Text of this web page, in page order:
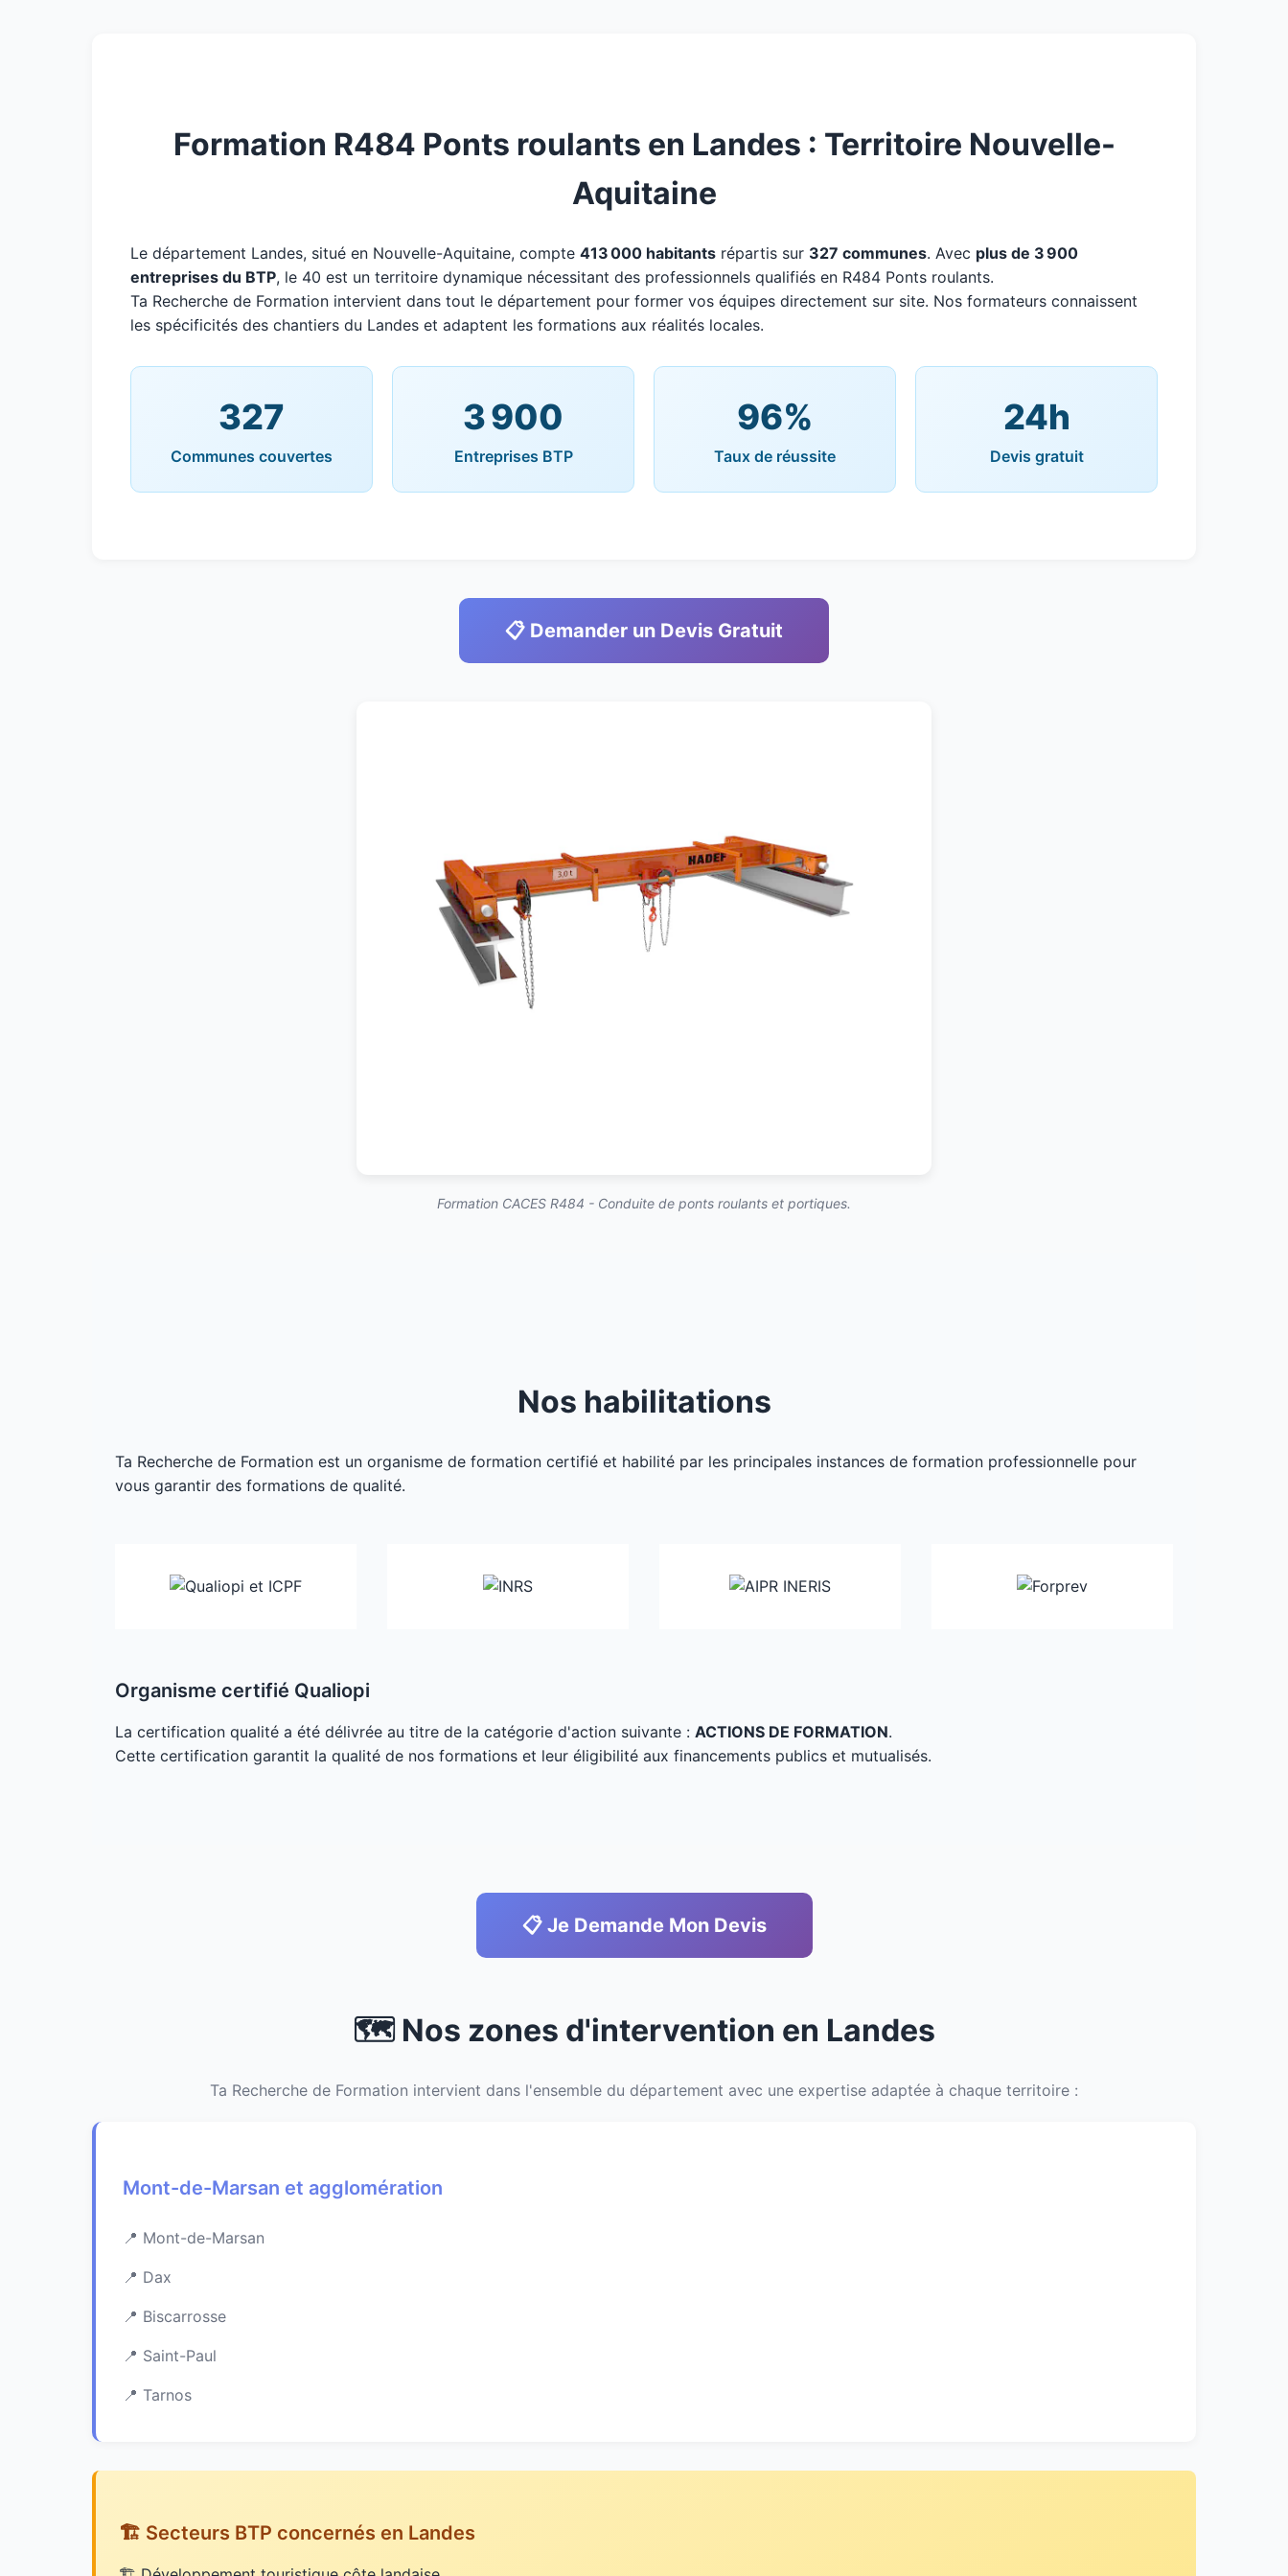
Formation R484 Ponts roulants en Landes : Territoire Nouvelle-
Aquitaine
Le département Landes, situé en Nouvelle-Aquitaine, compte 413 000 habitants répartis sur 327 communes. Avec plus de 3 900
entreprises du BTP, le 40 est un territoire dynamique nécessitant des professionnels qualifiés en R484 Ponts roulants.
Ta Recherche de Formation intervient dans tout le département pour former vos équipes directement sur site. Nos formateurs connaissent
les spécificités des chantiers du Landes et adaptent les formations aux réalités locales.
327
Communes couvertes
3 900
Entreprises BTP
96%
Taux de réussite
24h
Devis gratuit
📋 Demander un Devis Gratuit
Formation CACES R484 - Conduite de ponts roulants et portiques.
Nos habilitations
Ta Recherche de Formation est un organisme de formation certifié et habilité par les principales instances de formation professionnelle pour
vous garantir des formations de qualité.
Organisme certifié Qualiopi
La certification qualité a été délivrée au titre de la catégorie d'action suivante : ACTIONS DE FORMATION.
Cette certification garantit la qualité de nos formations et leur éligibilité aux financements publics et mutualisés.
📋 Je Demande Mon Devis
🗺️ Nos zones d'intervention en Landes
Ta Recherche de Formation intervient dans l'ensemble du département avec une expertise adaptée à chaque territoire :
Mont-de-Marsan et agglomération
Mont-de-Marsan
Dax
Biscarrosse
Saint-Paul
Tarnos
🏗️ Secteurs BTP concernés en Landes